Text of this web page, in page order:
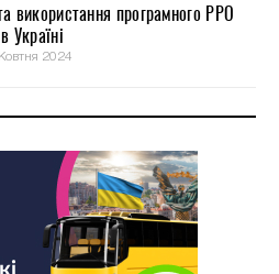
використання програмного РРО
Україні
2024